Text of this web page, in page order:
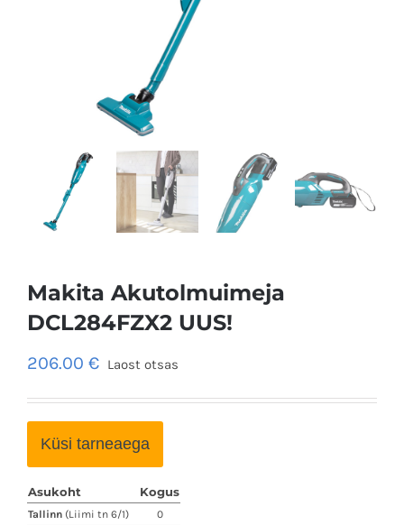
Makita Akutolmuimeja
DCL284FZX2 UUS!
206.00 € Laost otsas
Küsi tarneaega
Asukoht Kogus
Tallinn (Liimi tn 6/1)
0